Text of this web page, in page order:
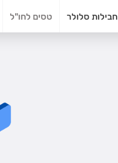
חבילות סלולר טסים לחו"ל